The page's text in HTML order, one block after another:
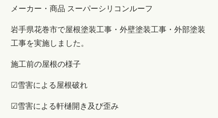
メーカー・商品 スーパーシリコンルーフ
岩手県花巻市で屋根塗装工事・外壁塗装工事・外部塗装
工事を実施しました。
施工前の屋根の様子
☑雪害による屋根破れ
☑雪害による軒樋開き及び歪み